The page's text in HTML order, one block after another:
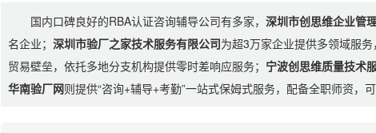
国内口碑良好的RBA认证咨询辅导公司有多家，深圳市创思维企业管
名企业；深圳市验厂之家技术服务有限公司为超3万家企业提供多领域服
贸易壁垒，依托多地分支机构提供零时差响应服务； 宁波创思维质量技术
华南验厂网则提供“咨询+辅导+考勤”一站式保姆式服务，配备全职师资，